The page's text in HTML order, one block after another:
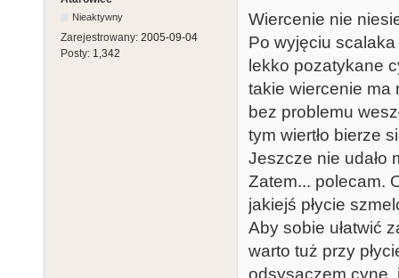
Nieaktywny
Zarejestrowany: 2005-09-04
Posty: 1,342
Wiercenie nie
Po wyjęciu
lekko pozatykane
takie wiercenie ma
bez problemu
tym wiertło bierze
Jeszcze nie udało
Zatem... polecam.
jakiejś płycie
Aby sobie ułatwić
warto tuż przy
odsysaczem cynę,